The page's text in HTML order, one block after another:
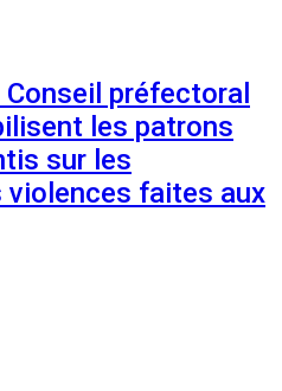
Conseil préfectoral
les patrons
sur les
violences faites aux